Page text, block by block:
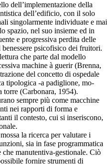
dell’implementazione della
dell’edificio, con il solo
singolarmente individuate e mai
spazio, nel suo insieme ed in
e progressiva perdita delle
psicofisico dei fruitori.
che parte dal modello
machine à guerir (Brenna,
del concetto di ospedale
tipologica -a padiglione, mo-
torre (Carbonara, 1954).
sempre più come macchine
nei rapporti di forma e
il contesto, cui si inseriscono,
la ricerca per valutare i
sia in fase programmatica
manutentiva-gestionale. Ciò
fornire strumenti di